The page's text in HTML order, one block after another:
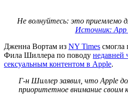
Не волнуйтесь: это приемлемо
Источник: App
Дженна Вортам из NY Times смогла
Фила Шиллера по поводу недавней
сексуальным контентом в Apple.
Г-н Шиллер заявил, что Apple
приоритетное внимание своим